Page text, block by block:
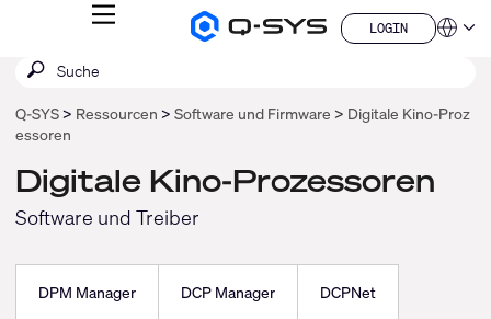
Q-
Homepage
MENÜ
LOGIN
LOGIN
QSYS.com (English)
Deutsch
Español
Français
日本語
한국어
Suche
SUCHE
Q‑SYS Ressourcen Software und Firmware
Digitale Kino-Proz
essoren
Digitale Kino-Prozessoren
Software und Treiber
DPM Manager DCP Manager DCPNet